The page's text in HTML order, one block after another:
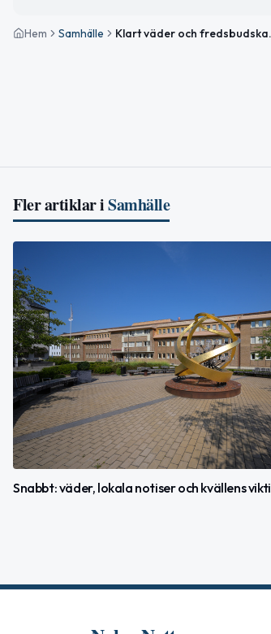
Hem Samhälle Klart
Fler artiklar iSamhälle
Snabbt: väder, lokala notiser och kvällens